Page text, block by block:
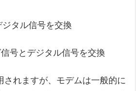
タル信号を交換
号とデジタル信号を交換
されますが、モデムは一般的に